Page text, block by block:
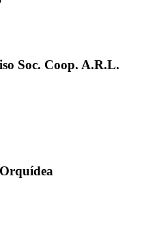
Soc. Coop. A.R.L.